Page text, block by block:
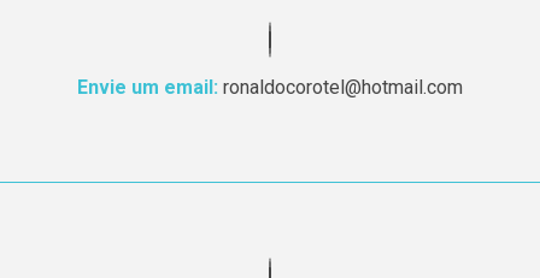
Envie um email: ronaldocorotel@hotmail.com